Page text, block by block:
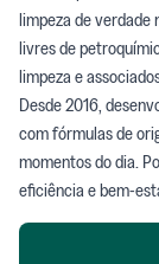
limpeza de verdade
livres de
limpeza e
Desde 2016,
com fórmulas de
momentos do dia.
eficiência e bem-